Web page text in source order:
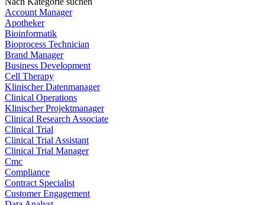
Account Manager
Apotheker
Bioinformatik
Bioprocess Technician
Brand Manager
Business Development
Cell Therapy
Klinischer Datenmanager
Clinical Operations
Klinischer Projektmanager
Clinical Research Associate
Clinical Trial
Clinical Trial Assistant
Clinical Trial Manager
Cmc
Compliance
Contract Specialist
Customer Engagement